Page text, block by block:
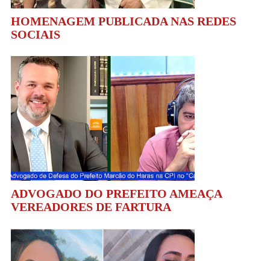
HOMENAGEM PUBLICADA NAS REDES
SOCIAIS
ADVOGADO DO PREFEITO AMEAÇA
VEREADORES DE FARTURA